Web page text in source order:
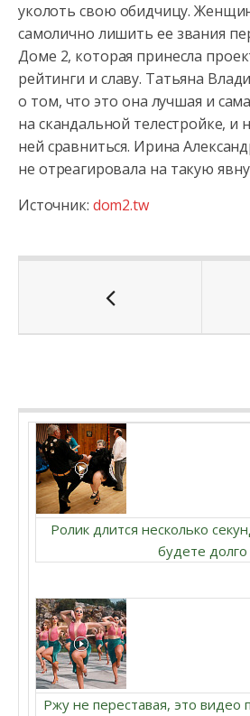
уколоть свою обидчицу.
самолично лишить ее звания
Доме 2, которая принесла
рейтинги и славу. Татьяна
о том, что это она лучшая и
на скандальной телестройке, и
ней сравниться. Ирина
не отреагировала на такую
Источник: dom2.tw
Ролик длится несколько
будете долго
Ржу не переставая, это видео